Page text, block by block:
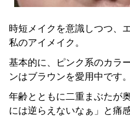
時短メイクを意識しつつ、
私のアイメイク。
基本的に、ピンク系のカラ
ンはブラウンを愛用中です。
年齢とともに二重まぶたが
には逆らえないなぁ」と痛